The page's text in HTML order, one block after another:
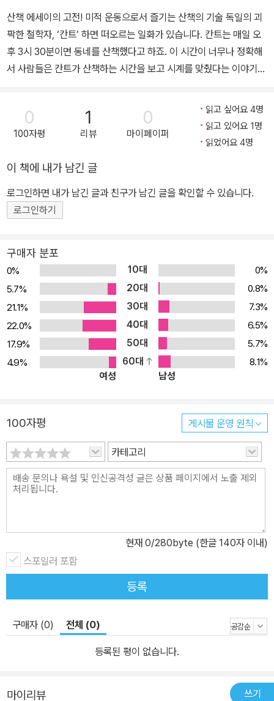
산책 에세이의 고전! 미적 운동으로서 즐기는 산책의 기술 독일의 괴
팍한 철학자, ‘칸트’ 하면 떠오르는 일화가 있습니다. 칸트는 매일 오
후 3시 30분이면 동네를 산책했다고 하죠. 이 시간이 너무나 정확해
서 사람들은 칸트가 산책하는 시간을 보고 시계를 맞췄다는 이야기도
매일 산책하는 칸트와 가까운 친구였습니다. 이전까지 귀족 계층은
주로 말이나 마차를 타고 다녔기에 걷기를 천한 행위로 보았지만, 19
세기 초반부터는 산책이 유행처럼 번지기 시작했습니다. 이때 셸레는
로 끌어 올리려 했던 철학자입니다. 쇼펜하우어는 산을 사랑했고, 니
체는 ‘모든 위대하고 참된 생각은 걷는 동안 잉태된다’라고 말했을 만
큼 걷기를 즐겼지요. 이렇게 많은 철학자가 걷기를 사랑했지만, 이 주
제에 관해 깊이 성찰한 셸레와 같은 철학자는 드물기에 그의 생각을
산책의 기술을 알려 줍니다. 아무 생각 없이 움직이는 것은 아니지만
그렇다고 너무 진지해지지 않는 ‘유쾌한 놀이’로서 산책을 즐길 수 있
는 방법에 관해 이야기하지요. 셸레는 다양한 장소에서 균형 잡힌 방
식으로 산책을 하면 신체와 지성을 동시에 돌볼 수 있다고 말하며 자
연과 도시 산책은 어떻게 다른지, 산과 계곡, 숲, 정원에서의 산책은
또 어떻게 다른지 세세히 살펴봅니다. 혹시 산책의 즐거움을 잊고 살
지는 않았나요? 혹은 동네 산책은 가끔 해도 자연과 함께하는 시간을
잊어버린 지는 오래되었다고요? 이 책을 통해 다양한 얼굴을 지닌 산
기에 활동한 셸레가 묘사하는 당시 독일의 모습은 놀랍게도 지금과
매우 비슷합니다. 셸레는 당시 사회를 매우 혼란스럽다고 평가합니
다. “고도로 발달된 예술과 인간관계, 복잡하게 얽힌 문화 때문에 정
신은 스스로의 참모습을 찾아가기 어렵”다고 이야기하지요. 또한, 대
부분의 사람들이 자연과 멀어져 있기 때문에 자연에 대한 감수성을
키워야 한다고도 이야기하고요. 셸레는 “바깥에서 얻은 감상을 내적
자연에 대한 감수성을 기를 수 있다고 해결책을 제시합니다. 어찌 보
면 책 속 250여년 전의 사회상과 현재의 모습은 크게 다르지 않습니
다. 대부분 자연과 떨어져 살며, 자신의 참모습이 무엇인지 고민할 시
간 없이 바쁘게 살아가니까요. 셸레는 다채로운 자연과 입체적인 관
계를 쌓을수록 자신에 관해 알아갈 수 있다고 말합니다. 자신이 어떠
한 성격의 자연을 더 잘 즐길 수 있는지 깨닫고, 결국 나에 대한 감각
을 되찾을 수 있다는 것이지요. 셸레는 철학이 절실히 필요한 세상에
철학을 소개하는 데 작게나마 기여하기 위해 이 책을 썼다고 밝힙니
세상을 사유하며 살아가고자 하는 우리에게 이 책은 큰 도움이 될 것
0
100자평
1
리뷰
0
마이페이퍼
읽고 싶어요 4명
읽고 있어요 1명
읽었어요 4명
이 책에 내가 남긴 글
로그인하면 내가 남긴 글과 친구가 남긴 글을 확인할 수 있습니다.
로그인하기
구매자 분포
0% 10대
0%
5.7%
20대
0.8%
21.1%
30대
7.3%
22.0%
40대
6.5%
17.9%
50대
5.7%
4.9%
60대
8.1%
여성
남성
100자평 게시물 운영 원칙
카테고리
현재 0/280byte (한글 140자 이내)
스포일러 포함
등록
구매자 (0) 전체 (0)
등록된 평이 없습니다.
마이리뷰 쓰기